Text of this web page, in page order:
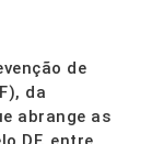
de
da
abrange as